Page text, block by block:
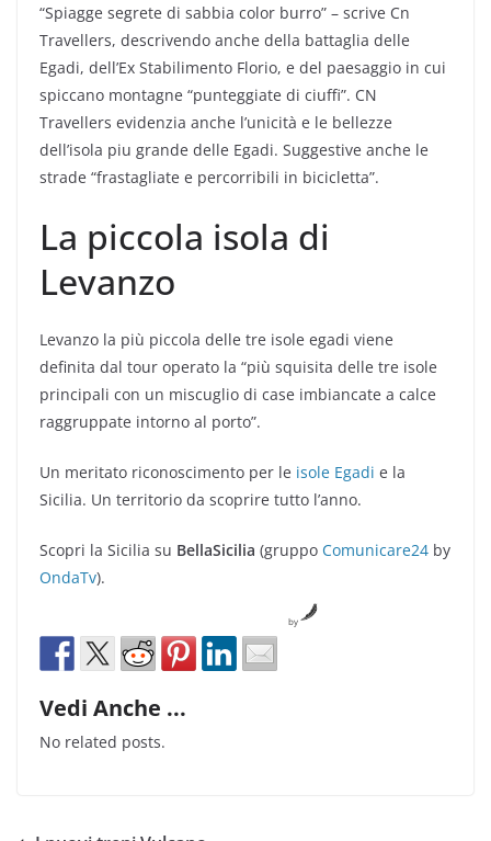
“Spiagge segrete di sabbia color burro” – scrive Cn
Travellers, descrivendo anche della battaglia delle
Egadi, dell’Ex Stabilimento Florio, e del paesaggio in cui
spiccano montagne “punteggiate di ciuffi”. CN
Travellers evidenzia anche l’unicità e le bellezze
dell’isola piu grande delle Egadi. Suggestive anche le
strade “frastagliate e percorribili in bicicletta”.
La piccola isola di
Levanzo
Levanzo la più piccola delle tre isole egadi viene
definita dal tour operato la “più squisita delle tre isole
principali con un miscuglio di case imbiancate a calce
raggruppate intorno al porto”.
Un meritato riconoscimento per le isole Egadi e la
Sicilia. Un territorio da scoprire tutto l’anno.
Scopri la Sicilia su BellaSicilia (gruppo Comunicare24 by
OndaTv).
by
Vedi Anche ...
No related posts.